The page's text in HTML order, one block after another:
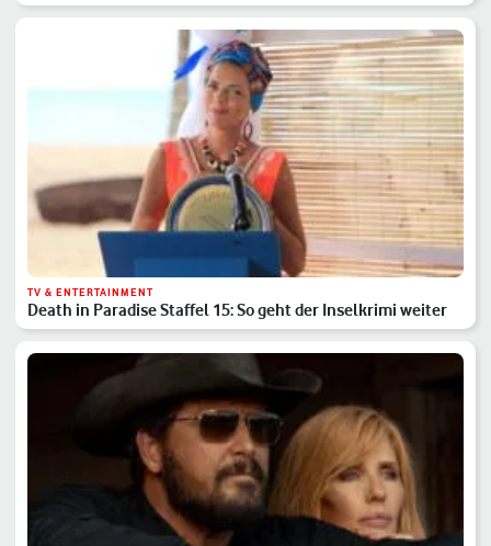
TV & ENTERTAINMENT
Death in Paradise Staffel 15: So geht der Inselkrimi weiter